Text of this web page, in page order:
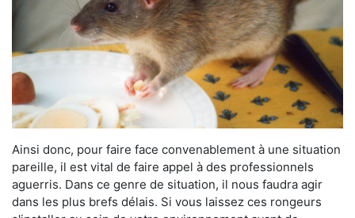
Ainsi donc, pour faire face convenablement à une situation
pareille, il est vital de faire appel à des professionnels
aguerris. Dans ce genre de situation, il nous faudra agir
dans les plus brefs délais. Si vous laissez ces rongeurs